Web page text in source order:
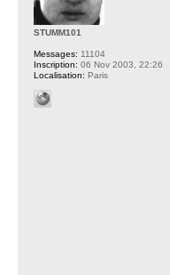
STUMM101
Messages: 11104
Inscription: 06 Nov 2003, 22:26
Localisation: Paris